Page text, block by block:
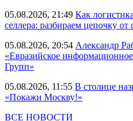
05.08.2026, 21:49 Как
селлера: разбираем цепочку от
05.08.2026, 20:54 Александр
«Евразийское
Групп»
05.08.2026, 11:55 В столице
«Покажи Москву!»
ВСЕ НОВОСТИ